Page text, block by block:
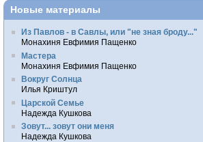
Новые материалы
Из Павлов - в Савлы, или "не зная броду..."
Монахиня Евфимия Пащенко
Мастера
Монахиня Евфимия Пащенко
Вокруг Солнца
Илья Криштул
Царской Семье
Надежда Кушкова
Зовут... зовут они меня
Надежда Кушкова